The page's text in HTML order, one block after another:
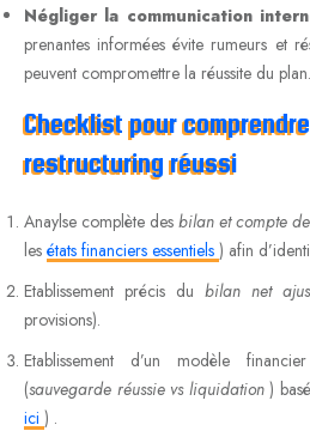
Négliger la communication
prenantes informées évite rumeurs et
peuvent compromettre la réussite du plan.
Checklist pour
restructuring réussi
Anaylse complète des bilan et compte
les états financiers essentiels ) afin
Etablissement précis du bilan net
provisions).
Etablissement d’un modèle
(sauvegarde réussie vs liquidation)
ici ) .